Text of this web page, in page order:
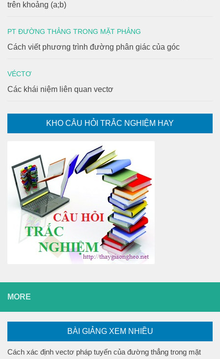
trên khoảng (a;b)
PT ĐƯỜNG THẲNG TRONG MẶT PHẲNG
Cách viết phương trình đường phân giác của góc
VÉCTƠ
Các khái niệm liên quan vectơ
KHO CÂU HỎI TRẮC NGHIỆM HAY
MORE
BÀI GIẢNG XEM NHIỀU
Cách xác định vectơ pháp tuyến của đường thẳng trong mặt